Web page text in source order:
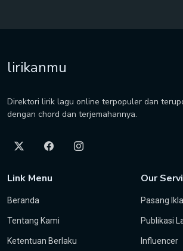
lirikanmu
Direktori lirik lagu online terpopuler dan
dengan chord dan terjemahannya.
Link Menu
Beranda
Tentang Kami
Ketentuan Berlaku
Our
Pasang
Publikasi
Influencer